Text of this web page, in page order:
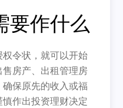
要作什么
令状，就可以开始
房产、出租管理房
保原先的收入或福
作出投资理财决定